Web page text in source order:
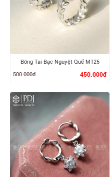
XEM CHI TIẾT
XEM CHI TIẾT
Bông Tai Bạc Nguyệt Quế M125
500.000đ
450.000đ